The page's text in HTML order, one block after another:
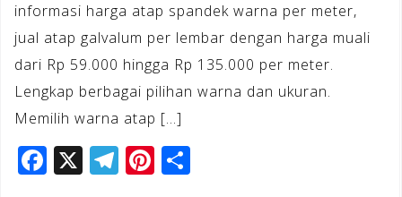
informasi harga atap spandek warna per meter,
jual atap galvalum per lembar dengan harga muali
dari Rp 59.000 hingga Rp 135.000 per meter.
Lengkap berbagai pilihan warna dan ukuran.
Memilih warna atap […]
F X T Pi